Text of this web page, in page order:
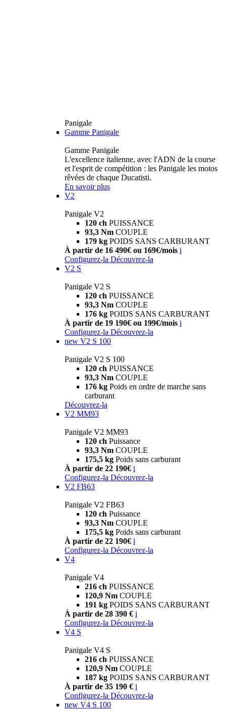
Panigale
Gamme Panigale
Gamme Panigale
L'excellence italienne, avec l'ADN de la course
et l'esprit de compétition : les Panigale les motos
rêvées de chaque Ducatisti.
En savoir plus
V2
Panigale V2
120 ch PUISSANCE
93,3 Nm COUPLE
179 kg POIDS SANS CARBURANT
À partir de 16 490€ ou 169€/mois i
Configurez-la Découvrez-la
V2 S
Panigale V2 S
120 ch PUISSANCE
93,3 Nm COUPLE
176 kg POIDS SANS CARBURANT
À partir de 19 190€ ou 199€/mois i
Configurez-la Découvrez-la
new V2 S 100
Panigale V2 S 100
120 ch PUISSANCE
93,3 Nm COUPLE
176 kg Poids en ordre de marche sans
carburant
Découvrez-la
V2 MM93
Panigale V2 MM93
120 ch Puissance
93,3 Nm COUPLE
175,5 kg Poids sans carburant
À partir de 22 190€ i
Configurez-la Découvrez-la
V2 FB63
Panigale V2 FB63
120 ch Puissance
93,3 Nm COUPLE
175,5 kg Poids sans carburant
À partir de 22 190€ i
Configurez-la Découvrez-la
V4
Panigale V4
216 ch PUISSANCE
120,9 Nm COUPLE
191 kg POIDS SANS CARBURANT
À partir de 28 390 € i
Configurez-la Découvrez-la
V4 S
Panigale V4 S
216 ch PUISSANCE
120,9 Nm COUPLE
187 kg POIDS SANS CARBURANT
À partir de 35 190 € i
Configurez-la Découvrez-la
new V4 S 100